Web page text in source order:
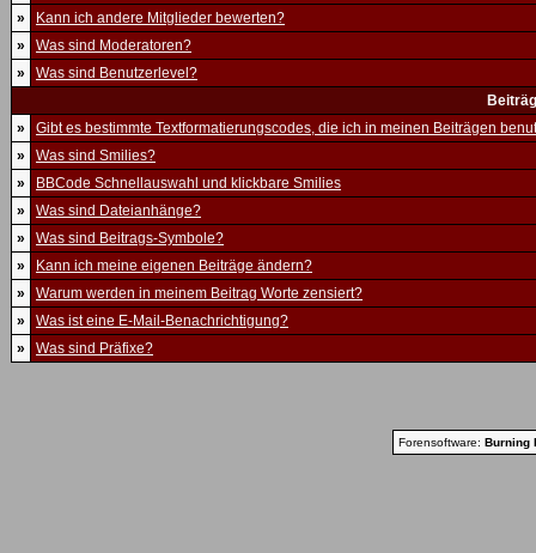
»
Kann ich andere Mitglieder bewerten?
»
Was sind Moderatoren?
»
Was sind Benutzerlevel?
»
Gibt es bestimmte Textformatierungscodes, die ich in meinen Beiträgen
»
Was sind Smilies?
»
BBCode Schnellauswahl und klickbare Smilies
»
Was sind Dateianhänge?
»
Was sind Beitrags-Symbole?
»
Kann ich meine eigenen Beiträge ändern?
»
Warum werden in meinem Beitrag Worte zensiert?
»
Was ist eine E-Mail-Benachrichtigung?
»
Was sind Präfixe?
Forensoftware: Burning